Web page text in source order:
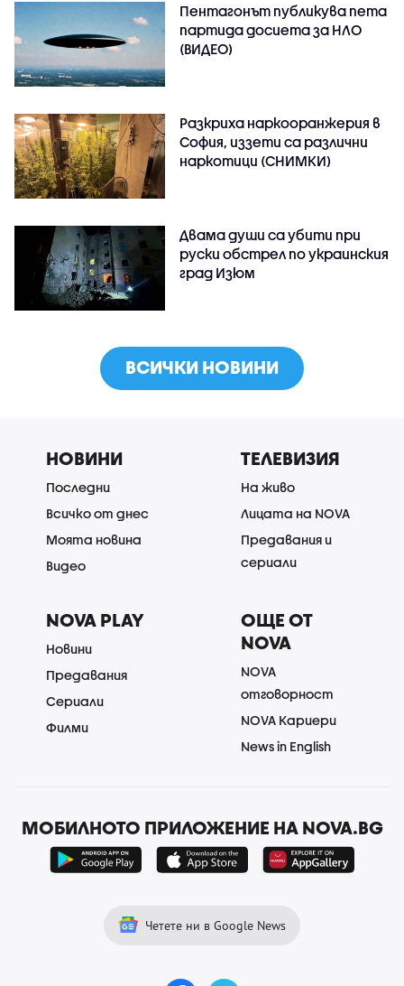
Пентагонът публикува пета
партида досиета за НЛО
(ВИДЕО)
Разкриха наркооранжерия в
София, иззети са различни
наркотици (СНИМКИ)
Двама души са убити при
руски обстрeл по украинския
град Изюм
ВСИЧКИ НОВИНИ
НОВИНИ
Последни
Всичко от днес
Моята новина
Видео
ТЕЛЕВИЗИЯ
На живо
Лицата на NOVA
Предавания и
сериали
NOVA PLAY
Новини
Предавания
Сериали
Филми
ОЩЕ ОТ
NOVA
NOVA
отговорност
NOVA Кариери
News in English
МОБИЛНОТО ПРИЛОЖЕНИЕ НА NOVA.BG
Четете ни в Google News